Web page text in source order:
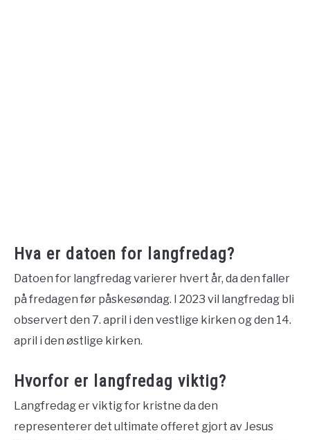
Hva er datoen for langfredag?
Datoen for langfredag varierer hvert år, da den faller
på fredagen før påskesøndag. I 2023 vil langfredag bli
observert den 7. april i den vestlige kirken og den 14.
april i den østlige kirken.
Hvorfor er langfredag viktig?
Langfredag er viktig for kristne da den
representerer det ultimate offeret gjort av Jesus